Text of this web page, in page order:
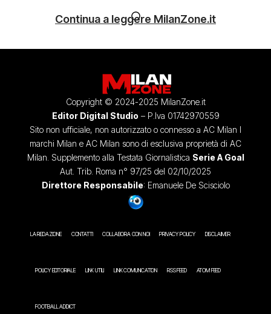
Continua a leggere MilanZone.it
Copyright © 2024-2025 MilanZone.it
Editor Digital Studio – P.Iva 01742970559
Sito non ufficiale, non autorizzato o connesso a AC Milan I
marchi Milan e AC Milan sono di esclusiva proprietà di AC
Milan. Supplemento alla Testata Giornalistica Serie A Goal
Aut. Trib. Roma n° 97/25 del 02/10/2025
Direttore Responsabile: Emanuele De Scisciolo
LA REDAZIONE CONTATTI COLLABORA CON NOI PRIVACY POLICY DISCLAIMER
POLICY EDITORIALE LINK UTILI LINK COMUNICATION RSS FEED ATOM FEED
FOOTBALL ADDICT